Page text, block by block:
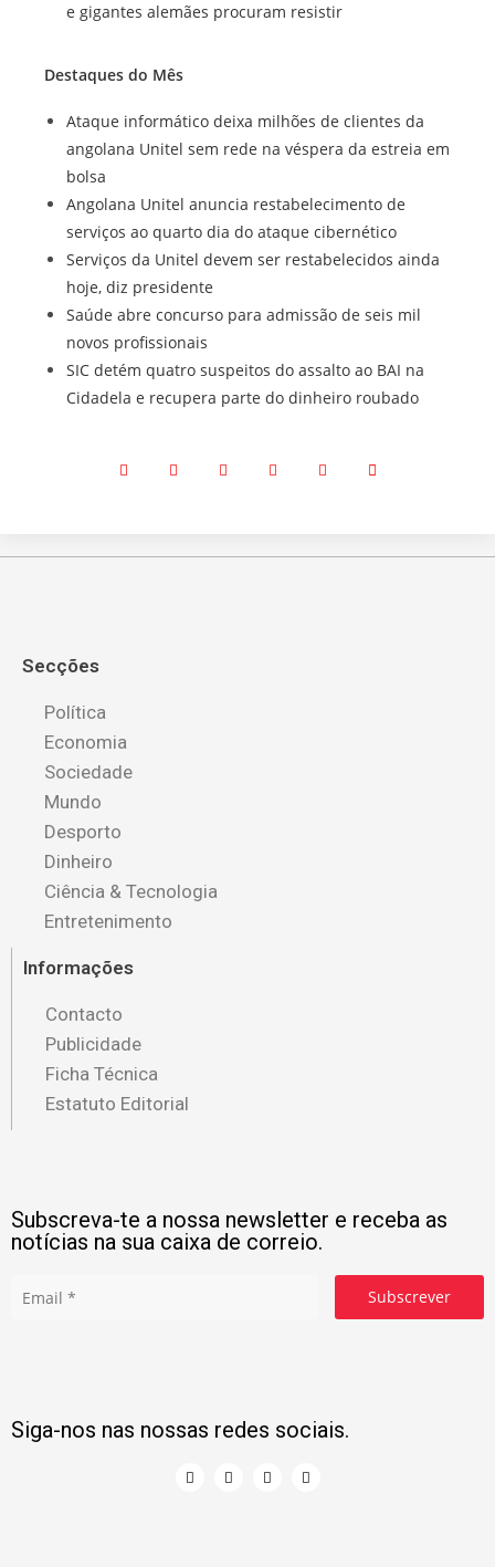
e gigantes alemães procuram resistir
Destaques do Mês
Ataque informático deixa milhões de clientes da
angolana Unitel sem rede na véspera da estreia em
bolsa
Angolana Unitel anuncia restabelecimento de
serviços ao quarto dia do ataque cibernético
Serviços da Unitel devem ser restabelecidos ainda
hoje, diz presidente
Saúde abre concurso para admissão de seis mil
novos profissionais
SIC detém quatro suspeitos do assalto ao BAI na
Cidadela e recupera parte do dinheiro roubado
Secções
Política
Economia
Sociedade
Mundo
Desporto
Dinheiro
Ciência & Tecnologia
Entretenimento
Informações
Contacto
Publicidade
Ficha Técnica
Estatuto Editorial
Subscreva-te a nossa newsletter e receba as
notícias na sua caixa de correio.
Subscrever
Siga-nos nas nossas redes sociais.